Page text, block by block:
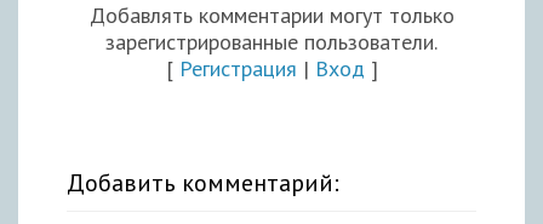
Добавлять комментарии могут только
зарегистрированные пользователи.
[ Регистрация | Вход ]
Добавить комментарий: